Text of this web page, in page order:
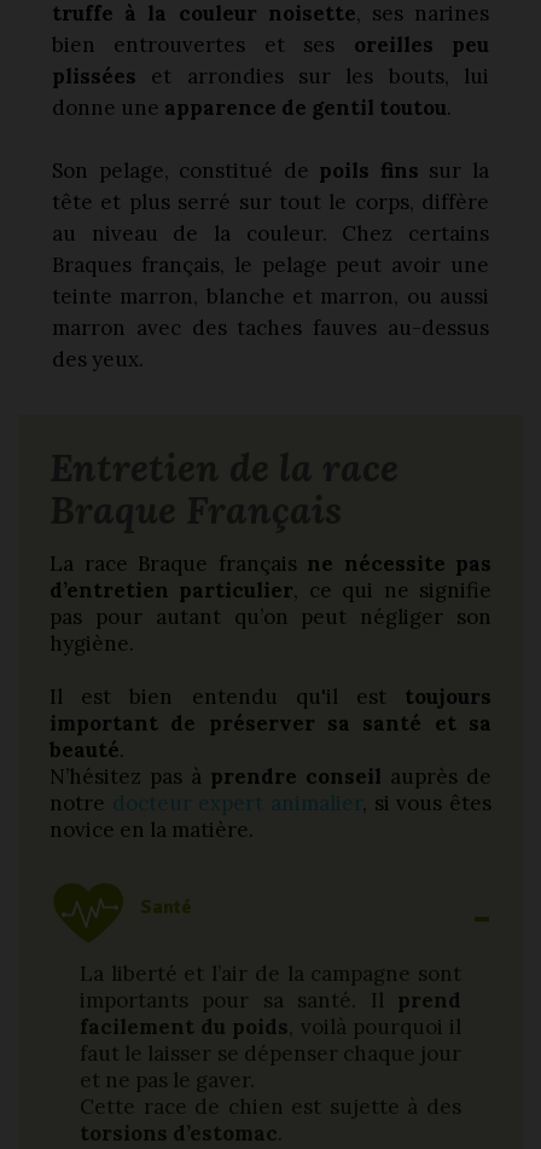
truffe à la couleur noisette, ses narines
bien entrouvertes et ses oreilles peu
plissées et arrondies sur les bouts, lui
donne une apparence de gentil toutou.
Son pelage, constitué de poils fins sur la
tête et plus serré sur tout le corps, diffère
au niveau de la couleur. Chez certains
Braques français, le pelage peut avoir une
teinte marron, blanche et marron, ou aussi
marron avec des taches fauves au-dessus
des yeux.
La race Braque français ne nécessite pas
d’entretien particulier, ce qui ne signifie
pas pour autant qu’on peut négliger son
hygiène.
Il est bien entendu qu'il est toujours
important de préserver sa santé et sa
beauté.
N’hésitez pas à prendre conseil auprès de
notre docteur expert animalier, si vous êtes
novice en la matière.
Santé
La liberté et l’air de la campagne sont
importants pour sa santé. Il prend
facilement du poids, voilà pourquoi il
faut le laisser se dépenser chaque jour
et ne pas le gaver.
Cette race de chien est sujette à des
torsions d’estomac.